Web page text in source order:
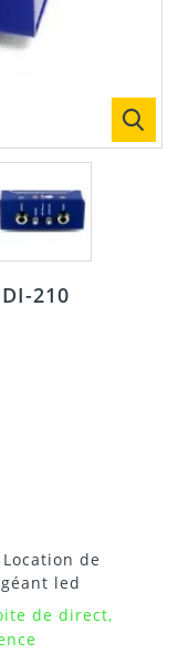
210
Location de
led
de direct,